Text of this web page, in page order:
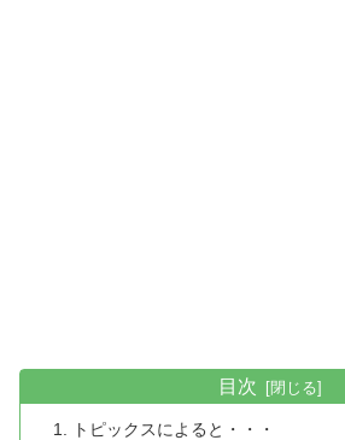
目次
トピックスによると・・・